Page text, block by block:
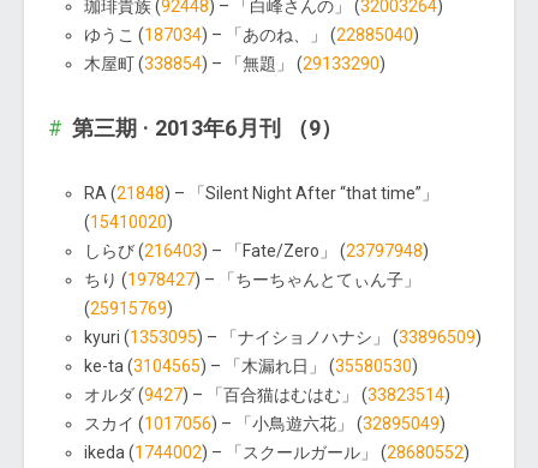
珈琲貴族 (92448) – 「白峰さんの」 (32003264)
ゆうこ (187034) – 「あのね、」 (22885040)
木屋町 (338854) – 「無題」 (29133290)
第三期 · 2013年6月刊 （9）
RA (21848) – 「Silent Night After “that time”」
(15410020)
しらび (216403) – 「Fate/Zero」 (23797948)
ちり (1978427) – 「ちーちゃんとてぃん子」
(25915769)
kyuri (1353095) – 「ナイショノハナシ」 (33896509)
ke-ta (3104565) – 「木漏れ日」 (35580530)
オルダ (9427) – 「百合猫はむはむ」 (33823514)
スカイ (1017056) – 「小鳥遊六花」 (32895049)
ikeda (1744002) – 「スクールガール」 (28680552)